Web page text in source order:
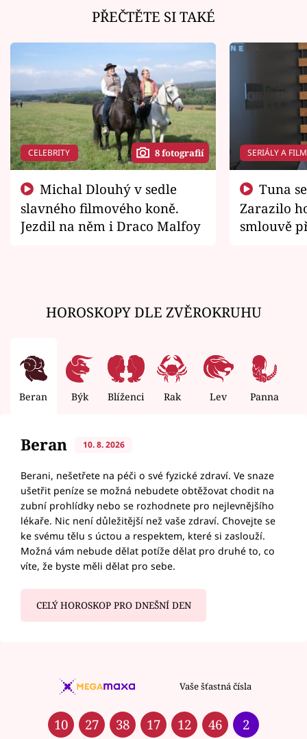
PŘEČTĚTE SI TAKÉ
CELEBRITY 8 fotografií
slavného filmového koně.
Jezdil na něm i Draco Malfoy
SERIÁLY A
Zarazilo
smlouvě
HOROSKOPY DLE ZVĚROKRUHU
Beran Býk Blíženci Rak Lev Panna
Beran 10. 8. 2026
Berani, nešetřete na péči o své fyzické zdraví. Ve snaze
ušetřit peníze se možná nebudete obtěžovat chodit na
zubní prohlídky nebo se rozhodnete pro nejlevnějšího
lékaře. Nic není důležitější než vaše zdraví. Chovejte se
ke svému tělu s úctou a respektem, které si zaslouží.
Možná vám nebude dělat potíže dělat pro druhé to, co
víte, že byste měli dělat pro sebe.
CELÝ HOROSKOP PRO DNEŠNÍ DEN
Vaše šťastná čísla
10 27 38 17 12 46 2